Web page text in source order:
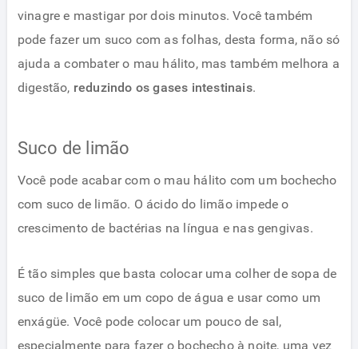
vinagre e mastigar por dois minutos. Você também
pode fazer um suco com as folhas, desta forma, não só
ajuda a combater o mau hálito, mas também melhora a
digestão, reduzindo os gases intestinais.
Suco de limão
Você pode acabar com o mau hálito com um bochecho
com suco de limão. O ácido do limão impede o
crescimento de bactérias na língua e nas gengivas.
É tão simples que basta colocar uma colher de sopa de
suco de limão em um copo de água e usar como um
enxágüe. Você pode colocar um pouco de sal,
especialmente para fazer o bochecho à noite, uma vez